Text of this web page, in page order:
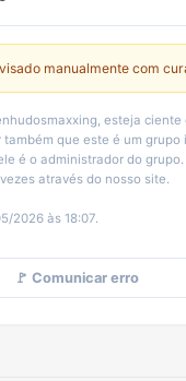
manualmente com
esteja
que este é um
é o administrador do
através do nosso site.
2026 às 18:07.
🚩 Comunicar erro